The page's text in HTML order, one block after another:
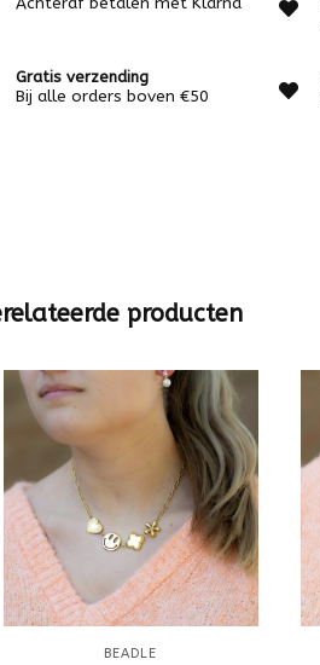
Gratis verzending
Bij alle orders boven €50
producten
BEADLE